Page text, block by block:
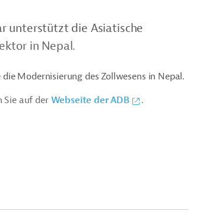
unterstützt die Asiatische
in Nepal.
Modernisierung des Zollwesens in Nepal.
Sie auf derWebseite der ADB
.